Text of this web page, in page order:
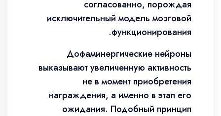
согласованно, порождая
исключительный модель мозговой
функционирования.
Дофаминергические нейроны
выказывают увеличенную активность
не в момент приобретения
награждения, а именно в этап его
ожидания. Подобный принцип